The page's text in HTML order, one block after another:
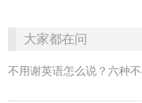
大家都在问
不用谢英语怎么说？六种